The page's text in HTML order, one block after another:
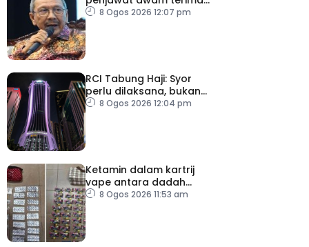
tekanan daripada ahli
8 Ogos 2026 12:07 pm
RCI Tabung Haji: Syor
perlu dilaksana, bukan
sekadar laporan – Pakar
8 Ogos 2026 12:04 pm
Ketamin dalam kartrij
vape antara dadah
dirampas, seorang lelaki
8 Ogos 2026 11:53 am